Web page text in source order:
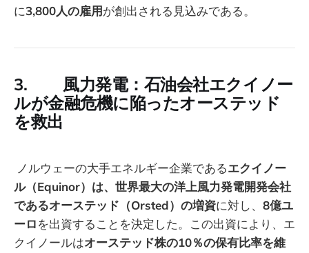
に3,800人の雇用が創出される見込みである。
3. 風力発電：石油会社エクイノー
ルが金融危機に陥ったオーステッド
を救出
ノルウェーの大手エネルギー企業であるエクイノー
ル（Equinor）は、世界最大の洋上風力発電開発会社
であるオーステッド（Orsted）の増資に対し、 8億ユ
ーロを出資することを決定した。この出資により、エ
クイノールはオーステッド株の10％の保有比率を維